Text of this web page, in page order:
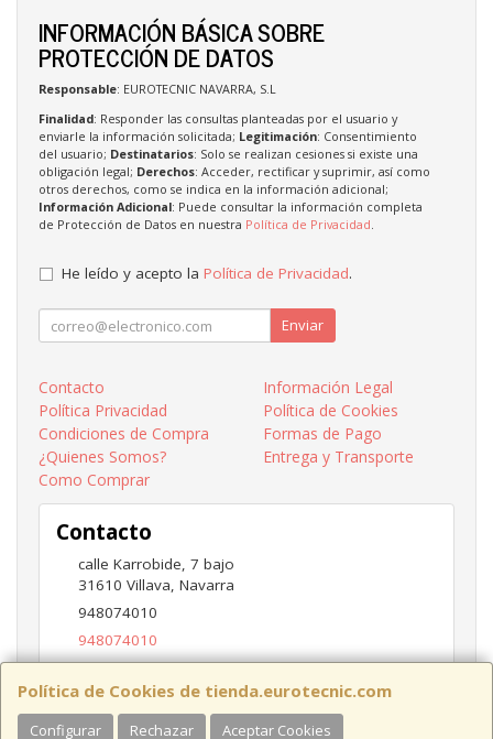
Política de Cookies de tienda.eurotecnic.com
Configurar Rechazar Aceptar Cookies
INFORMACIÓN BÁSICA SOBRE
PROTECCIÓN DE DATOS
Responsable: EUROTECNIC NAVARRA, S.L
Finalidad: Responder las consultas planteadas por el usuario y
enviarle la información solicitada; Legitimación: Consentimiento
del usuario; Destinatarios: Solo se realizan cesiones si existe una
obligación legal; Derechos: Acceder, rectificar y suprimir, así como
otros derechos, como se indica en la información adicional;
Información Adicional: Puede consultar la información completa
de Protección de Datos en nuestra Política de Privacidad
He leído y acepto la Política de Privacidad.
Enviar
Contacto
Información Legal
Política Privacidad
Política de Cookies
Condiciones de Compra
Formas de Pago
¿Quienes Somos?
Entrega y Transporte
Como Comprar
Contacto
calle Karrobide, 7 bajo
31610 Villava, Navarra
948074010
948074010
ventas@eurotecnic.com